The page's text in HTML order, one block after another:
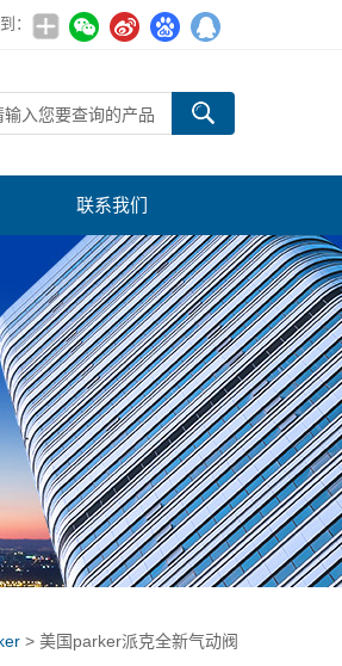
：
联系我们
> 美国parker派克全新气动阀